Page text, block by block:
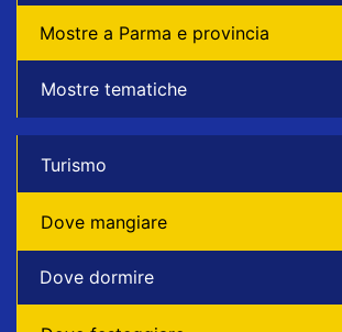
Mostre a Parma e provincia
Mostre tematiche
Turismo
Dove mangiare
Dove dormire